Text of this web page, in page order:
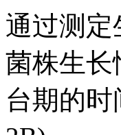
通过测定
菌株生长
台期的